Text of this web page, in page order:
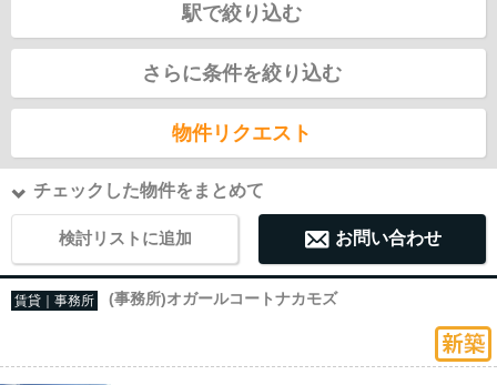
駅で絞り込む
さらに条件を絞り込む
物件リクエスト
チェックした物件をまとめて
検討リストに追加 お問い合わせ
賃貸｜事務所 (事務所)オガールコートナカモズ